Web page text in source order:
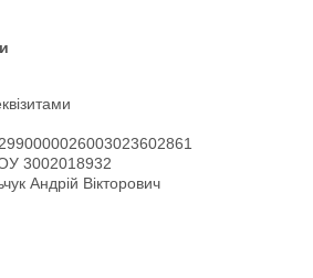
3002018932
Андрій Вікторович